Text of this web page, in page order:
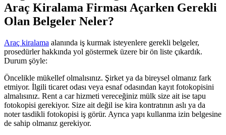
Araç Kiralama Firması Açarken Gerekli
Olan Belgeler Neler?
Araç kiralama alanında iş kurmak isteyenlere gerekli belgeler,
prosedürler hakkında yol göstermek üzere bir ön liste çıkardık.
Durum şöyle:
Öncelikle mükellef olmalısınız. Şirket ya da bireysel olmanız fark
etmiyor. İlgili ticaret odası veya esnaf odasından kayıt fotokopisini
almalısınız. Rent a car hizmeti vereceğiniz mülk size ait ise tapu
fotokopisi gerekiyor. Size ait değil ise kira kontratının aslı ya da
noter tasdikli fotokopisi iş görür. Ayrıca yapı kullanma izin belgesine
de sahip olmanız gerekiyor.